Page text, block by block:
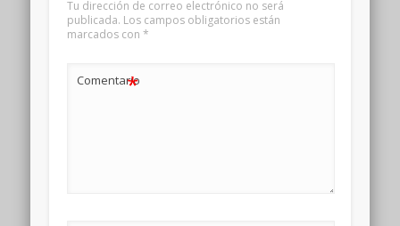
Tu dirección de correo electrónico no será
publicada. Los campos obligatorios están
marcados con *
Comentario
*